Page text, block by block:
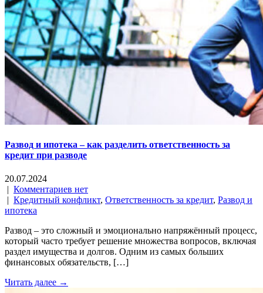
Развод и ипотека – как разделить ответственность за
кредит при разводе
20.07.2024
| Комментариев нет
| Кредитный конфликт, Ответственность за кредит, Развод и
ипотека
Развод – это сложный и эмоционально напряжённый процесс,
который часто требует решение множества вопросов, включая
раздел имущества и долгов. Одним из самых больших
финансовых обязательств, […]
Читать далее →